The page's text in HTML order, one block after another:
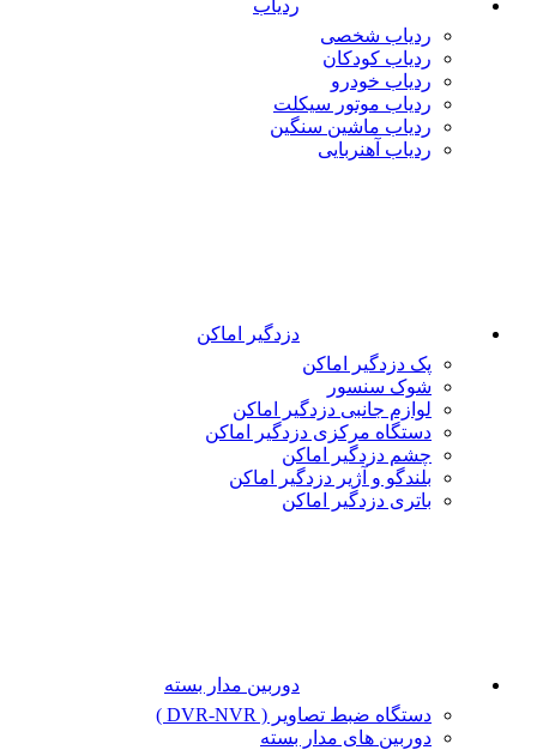
ردیاب
ردیاب شخصی
ردیاب کودکان
ردیاب خودرو
ردیاب موتور سیکلت
ردیاب ماشین سنگین
ردیاب آهنربایی
دزدگیر اماکن
پک دزدگیر اماکن
شوک سنسور
لوازم جانبی دزدگیر اماکن
دستگاه مرکزی دزدگیر اماکن
چشم دزدگیر اماکن
بلندگو و آژیر دزدگیر اماکن
باتری دزدگیر اماکن
دوربین مدار بسته
دستگاه ضبط تصاویر ( DVR-NVR )
دوربین های مدار بسته